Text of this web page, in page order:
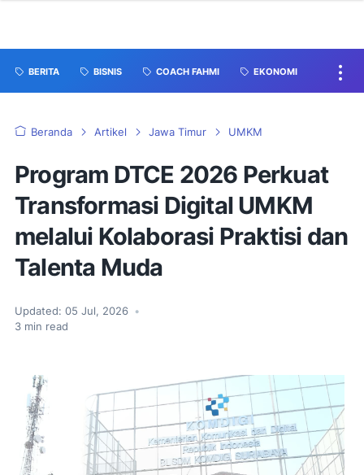
BERITA BISNIS COACH FAHMI EKONOMI
Beranda Artikel Jawa Timur UMKM
Program DTCE 2026 Perkuat
Transformasi Digital UMKM
melalui Kolaborasi Praktisi dan
Talenta Muda
Updated: 05 Jul, 2026 •
3 min read